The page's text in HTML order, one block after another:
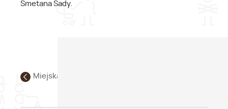
Smetana Sady.
Miejska strefa zabytkowa